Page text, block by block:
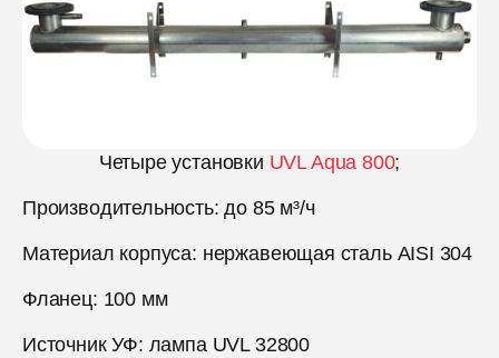
Четыре установки UVL Aqua 800;
Производительность: до 85 м³/ч
Материал корпуса: нержавеющая сталь AISI 304
Фланец: 100 мм
Источник УФ: лампа UVL 32800